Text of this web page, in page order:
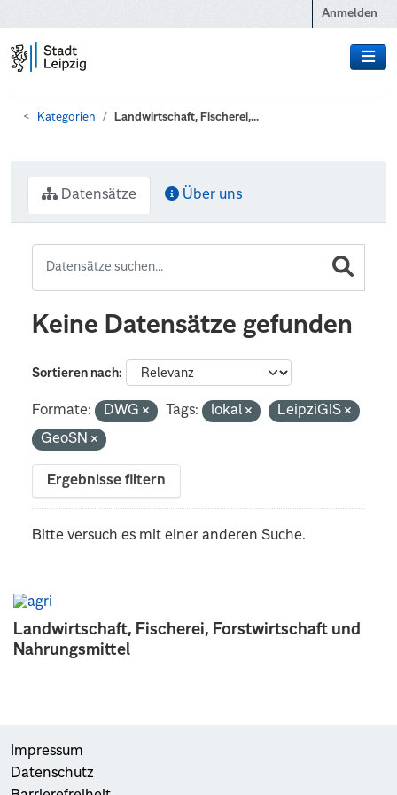
Anmelden
Kategorien Landwirtschaft, Fischerei,...
Landwirtschaft, Fischerei, Forstwirtschaft und
Nahrungsmittel
Datensätze Über uns
Keine Datensätze gefunden
Sortieren nach
Formate: DWG Tags: lokal
LeipziGIS
GeoSN
Ergebnisse filtern
Bitte versuch es mit einer anderen Suche.
Impressum
Datenschutz